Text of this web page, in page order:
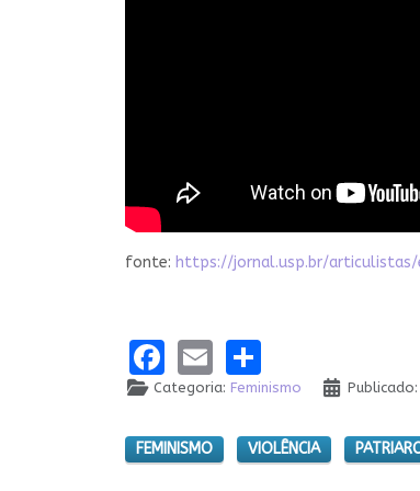
fonte: https://jornal.usp.br/
Facebook
Email
Categoria: Feminismo
FEMINISMO VIOLÊNCIA